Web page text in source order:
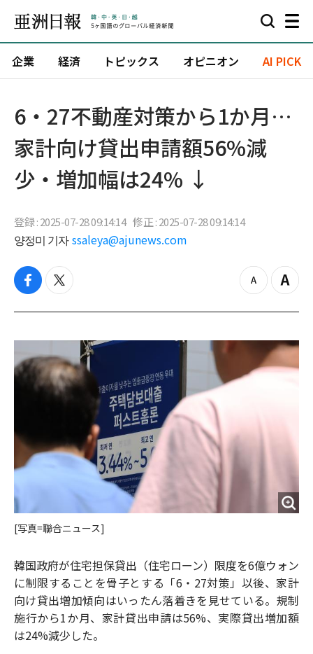
企業 経済 トピックス オピニオン AI PICK
6・27不動産対策から1か月…
家計向け貸出申請額56%減
少・増加幅は24% ↓
登録 : 2025-07-28 09:14:14 修正 : 2025-07-28 09:14:14
양정미 기자 ssaleya@ajunews.com
f
c
b
o
o
t
i
t
e
r
z
o
o
t
Z
o
i
n
[写真=聯合ニュース]
韓国政府が住宅担保貸出（住宅ローン）限度を6億ウォン
に制限することを骨子とする「6・27対策」以後、家計
向け貸出増加傾向はいったん落着きを見せている。規制
施行から1か月、家計貸出申請は56%、実際貸出増加額
は24%減少した。